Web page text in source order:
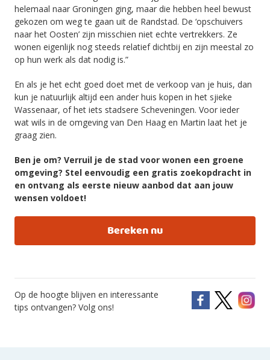
helemaal naar Groningen ging, maar die hebben heel bewust
gekozen om weg te gaan uit de Randstad. De ‘opschuivers
naar het Oosten’ zijn misschien niet echte vertrekkers. Ze
wonen eigenlijk nog steeds relatief dichtbij en zijn meestal zo
op hun werk als dat nodig is.”
En als je het echt goed doet met de verkoop van je huis, dan
kun je natuurlijk altijd een ander huis kopen in het sjieke
Wassenaar, of het iets stadsere Scheveningen. Voor ieder
wat wils in de omgeving van Den Haag en Martin laat het je
graag zien.
Ben je om? Verruil je de stad voor wonen een groene
omgeving? Stel eenvoudig een gratis zoekopdracht in
en ontvang als eerste nieuw aanbod dat aan jouw
wensen voldoet!
Bereken nu
Op de hoogte blijven en interessante
tips ontvangen? Volg ons!